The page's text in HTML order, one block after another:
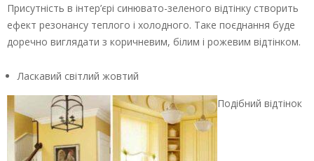
Присутність в інтер’єрі синювато-зеленого відтінку створить
ефект резонансу теплого і холодного. Таке поєднання буде
доречно виглядати з коричневим, білим і рожевим відтінком.
Ласкавий світлий жовтий
Подібний відтінок